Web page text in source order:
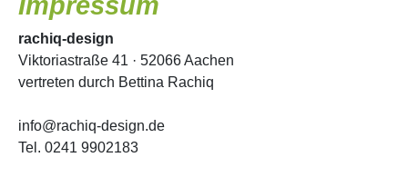
rachiq-design
Viktoriastraße 41 · 52066 Aachen
vertreten durch Bettina Rachiq
info@rachiq-design.de
Tel. 0241 9902183